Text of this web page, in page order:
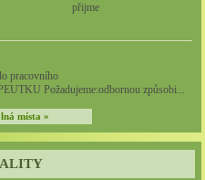
přijme
pracovního
Požadujeme:odbornou způsobi...
místa »